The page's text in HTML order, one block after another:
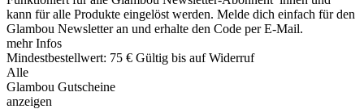
kann für alle Produkte eingelöst werden. Melde dich einfach für den
Glambou Newsletter an und erhalte den Code per E-Mail.
mehr Infos
Mindestbestellwert: 75 € Gültig bis auf Widerruf
Alle
Glambou Gutscheine
anzeigen